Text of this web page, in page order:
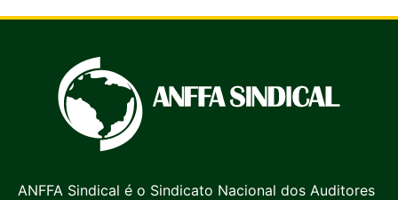
ANFFA Sindical é o Sindicato Nacional dos Auditores